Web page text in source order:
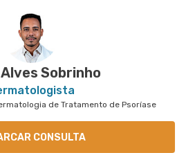
Sobrinho
de Tratamento de Psoríase
CONSULTA